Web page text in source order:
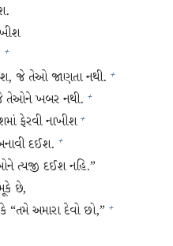
+
જે તેઓ જાણતા નથી. +
તેઓને ખબર નથી. +
ફેરવી નાખીશ +
દઈશ. +
ત્યજી દઈશ નહિ.”
છે,
“તમે અમારા દેવો છો,” +